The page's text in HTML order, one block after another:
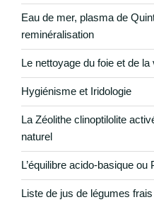
Eau de mer, plasma de
reminéralisation
Le nettoyage du foie et de
Hygiénisme et Iridologie
La Zéolithe clinoptilolite
naturel
L’équilibre acido-basique ou
Liste de jus de légumes